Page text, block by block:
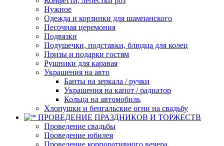
Нужное
Одежда и корзинки для шампанского
Песочная церемония
Подвязки
Подушечки, подставки, блюдца для колец
Призы и подарки гостям
Рушники для каравая
Украшения на авто
Банты на зеркала / ручки
Украшения на капот / радиатор
Кольца на автомобиль
Хлопушки и бенгальские огни на свадьбу
ПРОВЕДЕНИЕ ПРАЗДНИКОВ И ТОРЖЕСТВ
Проведение свадьбы
Проведение юбилея
Проведение корпоративного вечера